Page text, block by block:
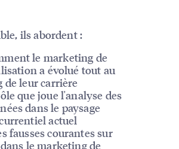
ils abordent :
le marketing de
a évolué tout au
de leur carrière
que joue l'analyse des
dans le paysage
actuel
fausses courantes sur
le marketing de